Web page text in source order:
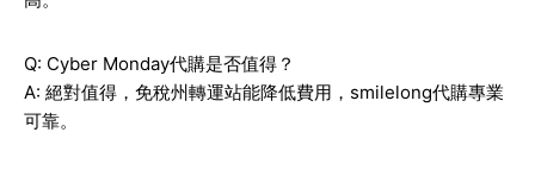
Q: Cyber Monday代購是否值得？
A: 絕對值得，免稅州轉運站能降低費用，smilelong代購專業
可靠。